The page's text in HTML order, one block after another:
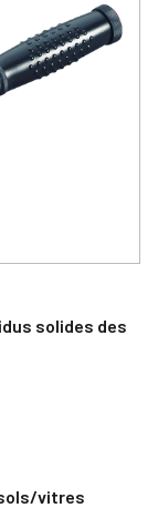
solides des
vitres